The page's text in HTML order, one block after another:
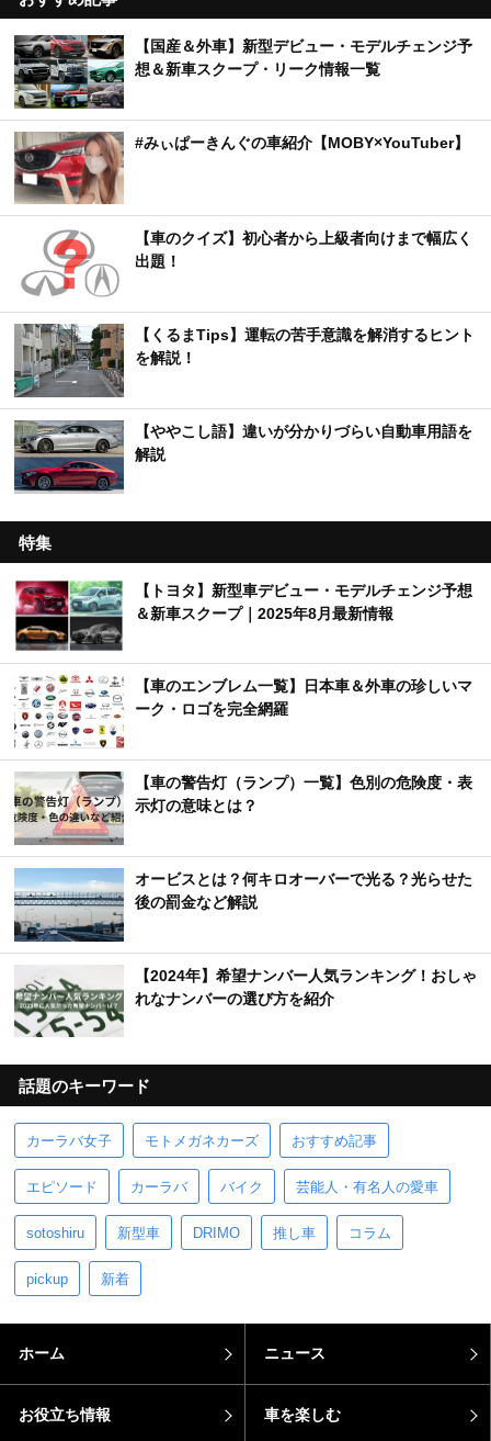
【国産＆外車】新型デビュー・モデルチェンジ予
想＆新車スクープ・リーク情報一覧
#みぃぱーきんぐの車紹介【MOBY×YouTuber】
【車のクイズ】初心者から上級者向けまで幅広く
出題！
【くるまTips】運転の苦手意識を解消するヒント
を解説！
【ややこし語】違いが分かりづらい自動車用語を
解説
特集
【トヨタ】新型車デビュー・モデルチェンジ予想
＆新車スクープ｜2025年8月最新情報
【車のエンブレム一覧】日本車＆外車の珍しいマ
ーク・ロゴを完全網羅
【車の警告灯（ランプ）一覧】色別の危険度・表
示灯の意味とは？
オービスとは？何キロオーバーで光る？光らせた
後の罰金など解説
【2024年】希望ナンバー人気ランキング！おしゃ
れなナンバーの選び方を紹介
話題のキーワード
カーラバ女子 モトメガネカーズ おすすめ記事
エピソード カーラバ バイク 芸能人・有名人の愛車
sotoshiru 新型車 DRIMO 推し車 コラム
pickup 新着
ホーム ニュース
お役立ち情報 車を楽しむ